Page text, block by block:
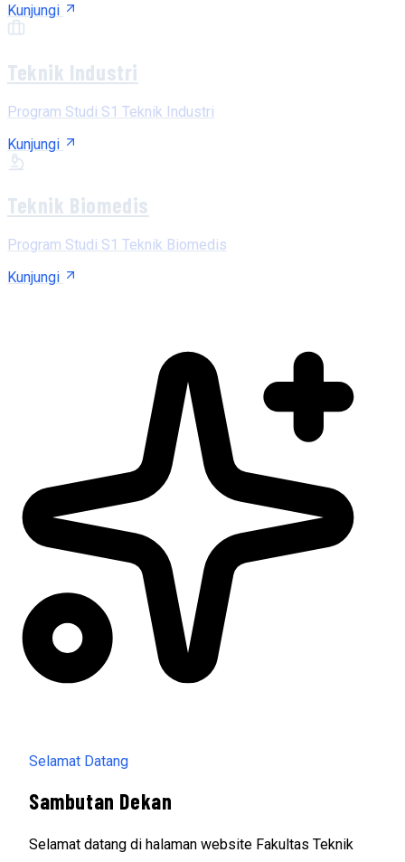
Kunjungi
Teknik Industri
Program Studi S1 Teknik Industri
Kunjungi
Teknik Biomedis
Program Studi S1 Teknik Biomedis
Kunjungi
Selamat Datang
Sambutan Dekan
Selamat datang di halaman website Fakultas Teknik